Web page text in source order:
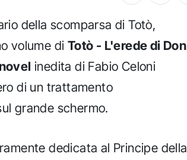
della scomparsa di Totò,
volume di Totò - L'erede di Don
inedita di Fabio Celoni
di un trattamento
grande schermo.
dedicata al Principe della